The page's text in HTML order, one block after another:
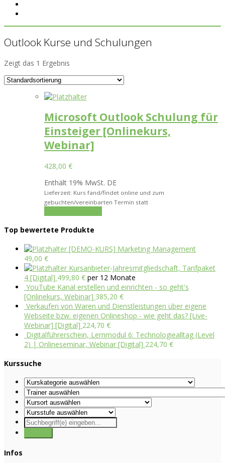
Outlook Kurse und Schulungen
Zeigt das 1 Ergebnis
Microsoft Outlook Schulung für
Einsteiger [Onlinekurs,
Webinar]
428,00 €
Enthält 19% MwSt. DE
Lieferzeit: Kurs fand/findet online und zum
gebuchten/vereinbarten Termin statt
Top bewertete Produkte
[DEMO-KURS] Marketing Management
49,00 €
Kursanbieter-Jahresmitgliedschaft, Tarifpaket
4 [Digital] 499,80 € per 12 Monate
YouTube Kanal erstellen und einrichten - so geht's
[Onlinekurs, Webinar] 385,20 €
Verkaufen von Waren und Dienstleistungen über eigene
Webseite bzw. eigenen Onlineshop - wie geht das? [Live-
Webinar] [Digital] 224,70 €
Digitalführerschein, Lernmodul 6: Technologiealltag (Level
2) | Onlineseminar, Webinar [Digital] 224,70 €
Kurssuche
Infos